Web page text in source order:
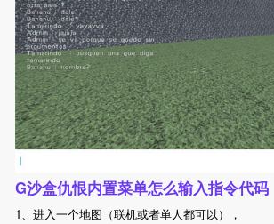
G沙盒仇恨内置菜单怎么输入指令代码
1、进入一个地图（联机或者单人都可以），